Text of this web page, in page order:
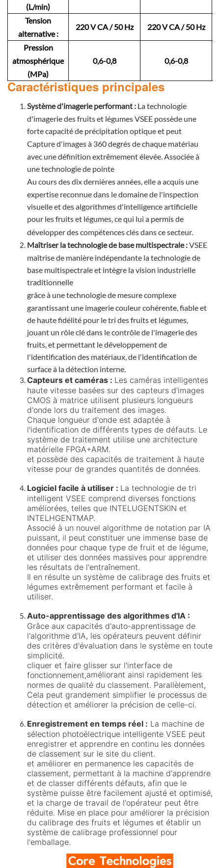
(L/min)
Tension
alternative :
220 V CA / 50 Hz 220 V CA / 50 Hz
Pression
atmosphérique
(MPa)
0,6-0,8 0,6-0,8
Caractéristiques principales
Système d'imagerie performant : La technologie
d'imagerie des fruits et légumes VSEE possède une
forte capacité de précipitation optique et peut
Capture d'images à 360 degrés de chaque matériau
avec une définition extrêmement élevée. Associée à
une technologie de pointe
Au cours des dix dernières années, elle a acquis une
expertise reconnue dans le domaine de l'inspection
visuelle et des algorithmes d'intelligence artificielle
pour les fruits et légumes, ce qui lui a permis de
développer des compétences clés dans ce secteur.
Maîtriser la technologie de base multispectrale :VSEE
maîtrise de manière indépendante la technologie de
base multispectrale et intègre la vision industrielle
traditionnelle
grâce à une technologie de mesure complexe
garantissant une imagerie couleur cohérente, fiable et
de haute fidélité pour le tri des fruits et légumes,
jouant un rôle clé dans le contrôle de l'imagerie des
fruits, et permettant le développement de
l'identification des matériaux, de l'identification de
surface à la détection interne.
Capteurs et caméras : Les caméras intelligentes
haute vitesse basées sur des capteurs d'images
CMOS à matrice utilisent plusieurs longueurs
d'onde lors du traitement des images.
Chaque longueur d'onde est adaptée à
l'identification de différents types de défauts. Le
système de traitement utilise une architecture
matérielle FPGA+ARM.
et possède des capacités de traitement à haute
vitesse pour de grandes quantités de données.
Logiciel facile à utiliser : La technologie de tri
intelligent VSEE comprend diverses fonctions
améliorées, telles que INTELUGENTSKIN et
INTELHGENTMAP.
Associé à un nouvel algorithme de notation par IA
puissant, il peut constituer une immense base de
données pour chaque type de fruit et de légume,
et utiliser des données massives pour apprendre
les résultats de l'entraînement.
Il en résulte un système de calibrage des fruits et
légumes extrêmement performant et facile à
utiliser.
Auto-apprentissage des algorithmes d'IA :
Grâce aux capacités d'auto-apprentissage de
l'algorithme d'IA, les opérateurs peuvent définir
des critères d'évaluation dans le système en toute
simplicité.
cliquer et faire glisser sur l'interface de
fonctionnement, améliorant ainsi rapidement les
normes de qualité du classement. Parallèlement,
Cela peut grandement simplifier le processus de
détection et améliorer la précision de celle-ci.
Enregistrement en temps réel : La machine de
sélection photoélectrique intelligente VSEE peut
enregistrer et apprendre en continu les données
de classement sur le site du client.
et améliorer en permanence les capacités de
classement, permettant à la machine d'apprendre
et de classer différents défauts, afin que le
système puisse être facilement ajusté et optimisé,
et la charge de travail de l'opérateur peut être
réduite. Mise en place pour améliorer la précision
du calibrage des fruits et légumes et établir un
système de calibrage professionnel pour
l'emballage.